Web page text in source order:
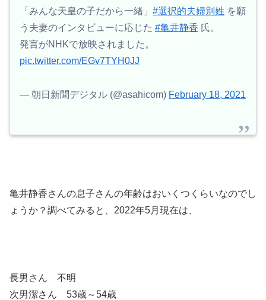
「みんな天皇の子だから一緒」 #選択的夫婦別姓 を願
う夫妻のインタビューに応じた #亀井静香 氏。
発言がNHKで放映されました。
pic.twitter.com/EGv7TYH0JJ
— 朝日新聞デジタル (@asahicom) February 18, 2021
亀井静香さんの息子さんの年齢はおいくつくらいなのでし
ょうか？調べてみると、2022年5月現在は、
長男さん 不明
次男潔さん 53歳～54歳